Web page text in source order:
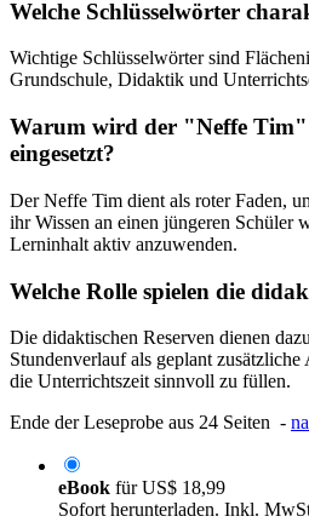
Welche Schlüsselwörter
Wichtige Schlüsselwörter sind
Grundschule, Didaktik und
Warum wird der "Neffe
eingesetzt?
Der Neffe Tim dient als roter Faden,
ihr Wissen an einen jüngeren Schüler
Lerninhalt aktiv anzuwenden.
Welche Rolle spielen die
Die didaktischen Reserven dienen
Stundenverlauf als geplant
die Unterrichtszeit sinnvoll zu füllen.
Ende der Leseprobe aus 24 Seiten -
eBook fürUS$ 18,99
Sofort herunterladen. Inkl.